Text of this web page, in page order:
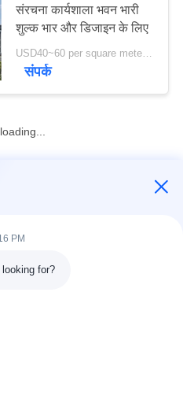
संरचना कार्यशाला भवन भारी
शुल्क भार और डिजाइन के लिए
USD40~60 per square meter MOQ:1000 square meter
संपर्क
loading...
PM
for?